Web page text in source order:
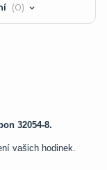
0
32054-8.
vašich hodinek.